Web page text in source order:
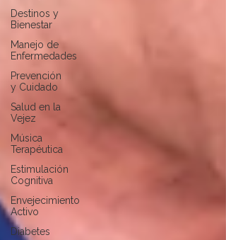
Destinos y
Bienestar
Manejo de
Enfermedades
Prevención
y Cuidado
Salud en la
Vejez
Música
Terapéutica
Estimulación
Cognitiva
Envejecimiento
Activo
Diabetes